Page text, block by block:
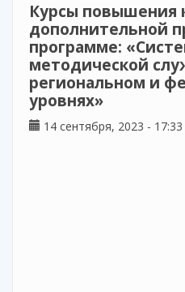
Курсы повышения
дополнительной
программе:
методической
региональном и
уровнях»
14 сентября, 2023 - 17:33